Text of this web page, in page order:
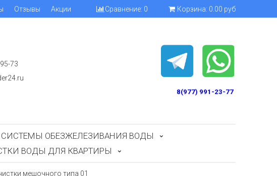
Отзывы Акции Сравнение: 0 Корзина: 0.00 руб
73
8(977) 991-23-77
СИСТЕМЫ ОБЕЗЖЕЛЕЗИВАНИЯ ВОДЫ
ВОДЫ ДЛЯ КВАРТИРЫ
мешочного типа 01